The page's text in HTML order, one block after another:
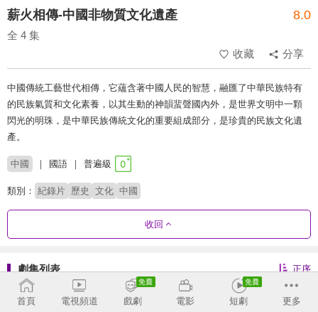
薪火相傳-中國非物質文化遺產 8.0
全 4 集
收藏
分享
中國傳統工藝世代相傳，它蘊含著中國人民的智慧，融匯了中華民族特有
的民族氣質和文化素養，以其生動的神韻蜚聲國內外，是世界文明中一顆
閃光的明珠，是中華民族傳統文化的重要組成部分，是珍貴的民族文化遺
產。
中國 國語 普遍級
類別： 紀錄片 歷史 文化 中國
收回
劇集列表 正序
首頁 電視頻道 戲劇 電影 短劇 更多